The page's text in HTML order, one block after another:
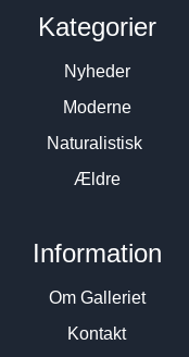
Kategorier
Nyheder
Moderne
Naturalistisk
Ældre
Information
Om Galleriet
Kontakt